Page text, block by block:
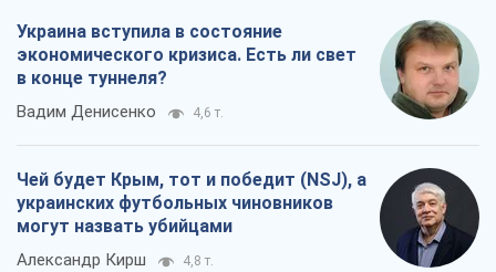
Украина вступила в состояние
экономического кризиса. Есть ли свет
в конце туннеля?
Вадим Денисенко 4,6 т.
Чей будет Крым, тот и победит (NSJ), а
украинских футбольных чиновников
могут назвать убийцами
Александр Кирш 4,8 т.